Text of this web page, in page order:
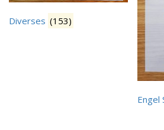
Diverses (153)
Engel